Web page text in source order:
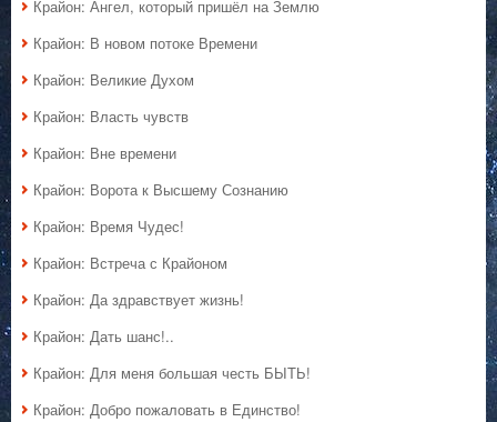
Крайон: Ангел, который пришёл на Землю
Крайон: В новом потоке Времени
Крайон: Великие Духом
Крайон: Власть чувств
Крайон: Вне времени
Крайон: Ворота к Высшему Сознанию
Крайон: Время Чудес!
Крайон: Встреча с Крайоном
Крайон: Да здравствует жизнь!
Крайон: Дать шанс!..
Крайон: Для меня большая честь БЫТЬ!
Крайон: Добро пожаловать в Единство!